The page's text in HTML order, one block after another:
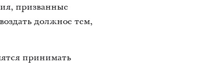
призванные
должное тем,
принимать